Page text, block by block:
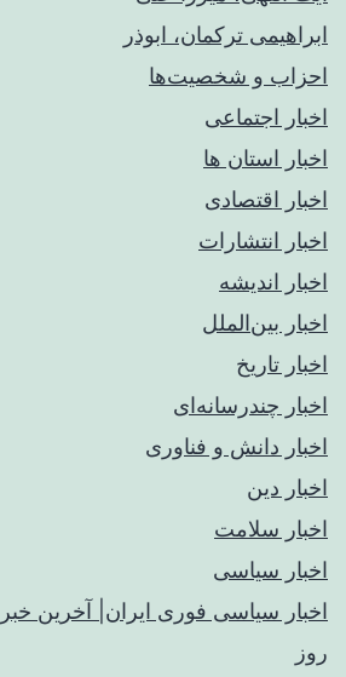
ابراهیمی ترکمان، ابوذر
احزاب و شخصیت‌ها
اخبار اجتماعی
اخبار استان ها
اخبار اقتصادی
اخبار انتشارات
اخبار اندیشه
اخبار بین‌الملل
اخبار تاریخ
اخبار چندرسانه‌ای
اخبار دانش و فناوری
اخبار دین
اخبار سلامت
اخبار سیاسی
اخبار سیاسی فوری ایران| آخرین
روز